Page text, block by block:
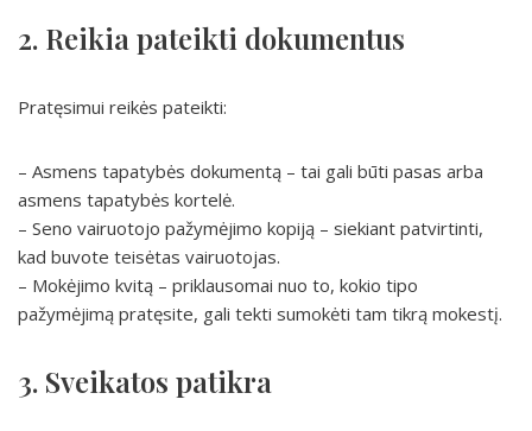
2. Reikia pateikti dokumentus
Pratęsimui reikės pateikti:
– Asmens tapatybės dokumentą – tai gali būti pasas arba
asmens tapatybės kortelė.
– Seno vairuotojo pažymėjimo kopiją – siekiant patvirtinti,
kad buvote teisėtas vairuotojas.
– Mokėjimo kvitą – priklausomai nuo to, kokio tipo
pažymėjimą pratęsite, gali tekti sumokėti tam tikrą mokestį.
3. Sveikatos patikra